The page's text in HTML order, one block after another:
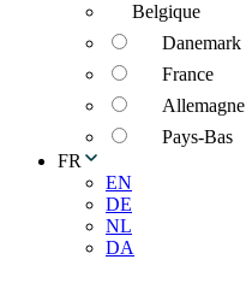
Belgique
Danemark
France
Allemagne
Pays-Bas
FR
EN
DE
NL
DA